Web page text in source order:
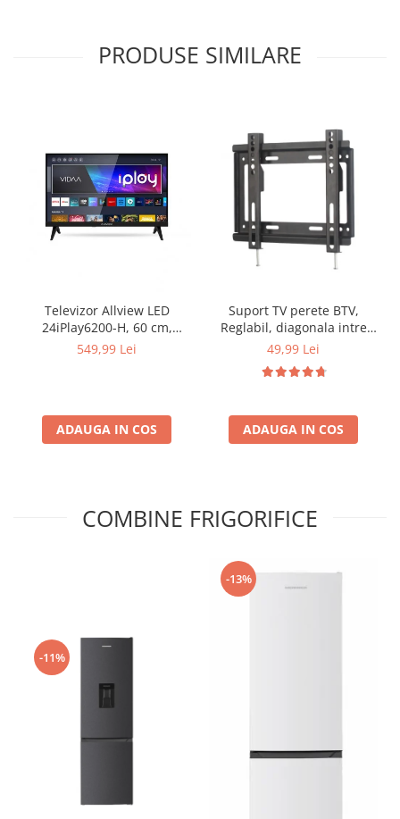
PRODUSE SIMILARE
Televizor Allview LED
24iPlay6200-H, 60 cm,
Smart , HD, Clasa E - Copie
549,99 Lei
ADAUGA IN COS
Suport TV perete BTV,
Reglabil, diagonala intre
35,5 cm si 106,7 cm,
BTV-14-42 inch
49,99 Lei
ADAUGA IN COS
COMBINE FRIGORIFICE
-11%
-13%